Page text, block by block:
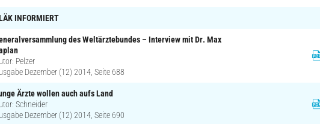
INFORMIERT
des Weltärztebundes – Interview mit Dr. Max
Pelzer
Dezember (12) 2014, Seite 688
Ärzte wollen auch aufs Land
Schneider
Dezember (12) 2014, Seite 690